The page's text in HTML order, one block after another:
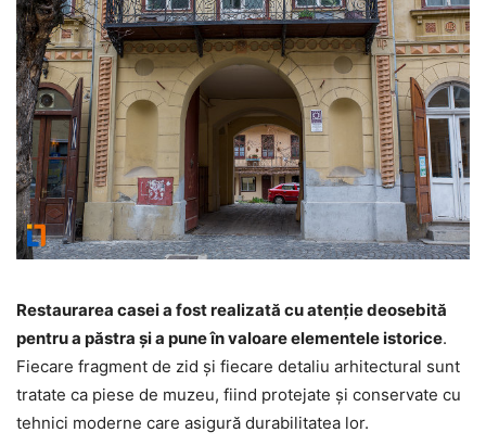
Restaurarea casei a fost realizată cu atenție deosebită
pentru a păstra și a pune în valoare elementele istorice.
Fiecare fragment de zid și fiecare detaliu arhitectural sunt
tratate ca piese de muzeu, fiind protejate și conservate cu
tehnici moderne care asigură durabilitatea lor.